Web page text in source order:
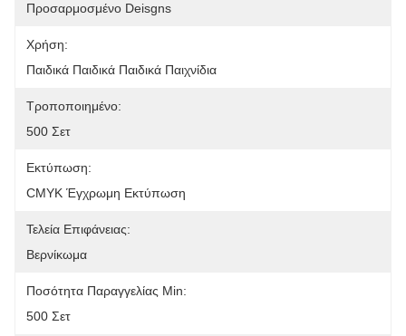
Προσαρμοσμένο Deisgns
Χρήση:
Παιδικά Παιδικά Παιδικά Παιχνίδια
Τροποποιημένο:
500 Σετ
Εκτύπωση:
CMYK Έγχρωμη Εκτύπωση
Τελεία Επιφάνειας:
Βερνίκωμα
Ποσότητα Παραγγελίας Min:
500 Σετ